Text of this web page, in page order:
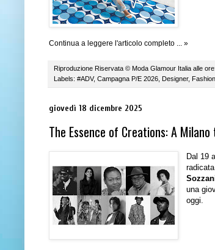
Continua a leggere l'articolo completo ... »
Riproduzione Riservata © Moda Glamour Italia alle ore:
Labels: #ADV, Campagna P/E 2026, Designer, Fashion
giovedì 18 dicembre 2025
The Essence of Creations: A
Dal 19
una
oggi.